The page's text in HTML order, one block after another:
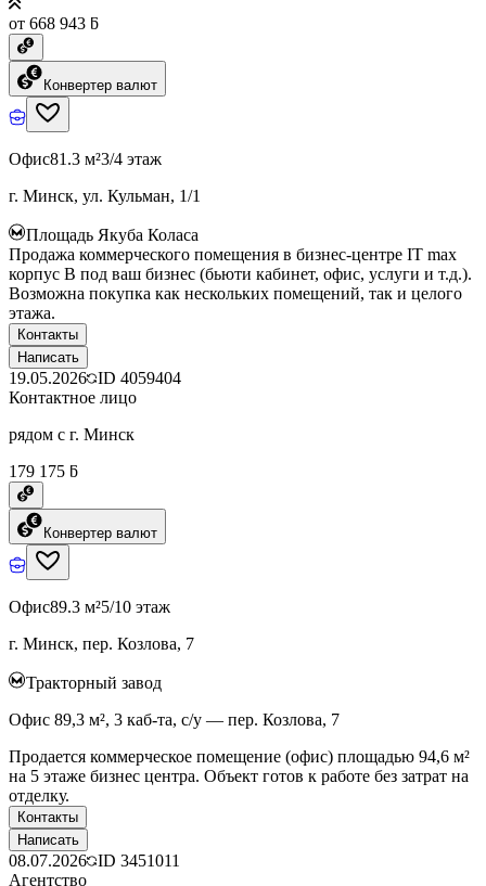
от 668 943 ƃ
Конвертер валют
Офис81.3 м²3/4 этаж
г. Минск, ул. Кульман, 1/1
Площадь Якуба Коласа
Продажа коммерческого помещения в бизнес-центре IT max
корпус B под ваш бизнес (бьюти кабинет, офис, услуги и т.д.).
Возможна покупка как нескольких помещений, так и целого
этажа.
Контакты
Написать
19.05.2026 ID 4059404
Контактное лицо
рядом с г. Минск
179 175 ƃ
Конвертер валют
Офис89.3 м²5/10 этаж
г. Минск, пер. Козлова, 7
Тракторный завод
Офис 89,3 м², 3 каб-та, с/у — пер. Козлова, 7
Продается коммерческое помещение (офис) площадью 94,6 м²
на 5 этаже бизнес центра. Объект готов к работе без затрат на
отделку.
Контакты
Написать
08.07.2026 ID 3451011
Агентство